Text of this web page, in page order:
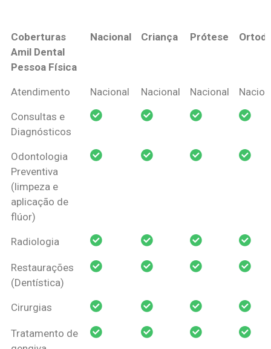
Coberturas
Amil Dental
Pessoa Física
Nacional Criança Prótese
Coberturas
Pessoa Física
Nacional Criança Prótese
Atendimento Nacional Nacional Nacional
Consultas e
Diagnósticos
Odontologia
Preventiva
(limpeza e
aplicação de
flúor)
Radiologia
Restaurações
(Dentística)
Cirurgias
Tratamento de